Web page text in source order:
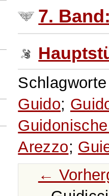
7.
Guido;
Arezzo;
←